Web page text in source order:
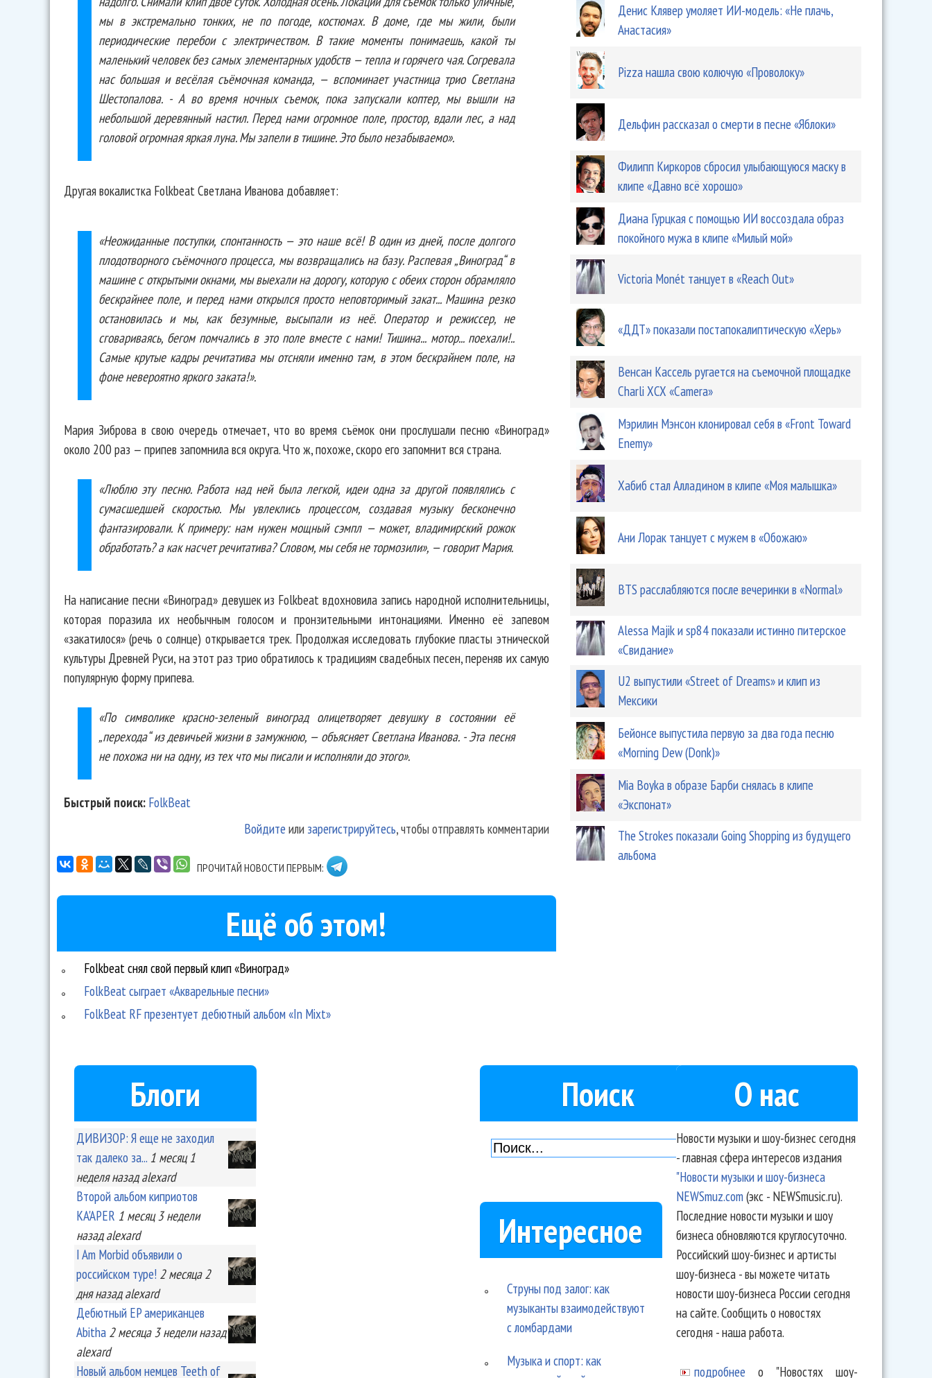
мы в экстремально тонких, не по погоде, костюмах. В доме, где мы жили, были
периодические перебои с электричеством. В такие моменты понимаешь, какой ты
маленький человек без самых элементарных удобств — тепла и горячего чая. Согревала
нас большая и весёлая съёмочная команда, — вспоминает участница трио Светлана
Шестопалова. - А во время ночных съемок, пока запускали коптер, мы вышли на
небольшой деревянный настил. Перед нами огромное поле, простор, вдали лес, а над
головой огромная яркая луна. Мы запели в тишине. Это было незабываемо».
Другая вокалистка Folkbeat Светлана Иванова добавляет:
«Неожиданные поступки, спонтанность — это наше всё! В один из дней, после долгого
плодотворного съёмочного процесса, мы возвращались на базу. Распевая „Виноград“ в
машине с открытыми окнами, мы выехали на дорогу, которую с обеих сторон обрамляло
бескрайнее поле, и перед нами открылся просто неповторимый закат... Машина резко
остановилась и мы, как безумные, высыпали из неё. Оператор и режиссер, не
сговариваясь, бегом помчались в это поле вместе с нами! Тишина... мотор... поехали!..
Самые крутые кадры речитатива мы отсняли именно там, в этом бескрайнем поле, на
фоне невероятно яркого заката!».
Мария Зиброва в свою очередь отмечает, что во время съёмок они прослушали песню «Виноград»
около 200 раз — припев запомнила вся округа. Что ж, похоже, скоро его запомнит вся страна.
«Люблю эту песню. Работа над ней была легкой, идеи одна за другой появлялись с
сумасшедшей скоростью. Мы увлеклись процессом, создавая музыку бесконечно
фантазировали. К примеру: нам нужен мощный сэмпл — может, владимирский рожок
обработать? а как насчет речитатива? Словом, мы себя не тормозили», — говорит Мария.
На написание песни «Виноград» девушек из Folkbeat вдохновила запись народной исполнительницы,
которая поразила их необычным голосом и пронзительными интонациями. Именно её запевом
«закатилося» (речь о солнце) открывается трек. Продолжая исследовать глубокие пласты этнической
культуры Древней Руси, на этот раз трио обратилось к традициям свадебных песен, переняв их самую
популярную форму припева.
«По символике красно-зеленый виноград олицетворяет девушку в состоянии её
„перехода“ из девичьей жизни в замужнюю, — объясняет Светлана Иванова. - Эта песня
не похожа ни на одну, из тех что мы писали и исполняли до этого».
Быстрый поиск: FolkBeat
Войдите или зарегистрируйтесь, чтобы отправлять комментарии
ПРОЧИТАЙ НОВОСТИ ПЕРВЫМ:
Ещё об этом!
Folkbeat снял свой первый клип «Виноград»
FolkBeat сыграет «Акварельные песни»
FolkBeat RF презентует дебютный альбом «In Mixt»
Денис Клявер умоляет ИИ-модель: «Не плачь,
Анастасия»
Pizza нашла свою колючую «Проволоку»
Дельфин рассказал о смерти в песне «Яблоки»
Филипп Киркоров сбросил улыбающуюся маску в
клипе «Давно всё хорошо»
Диана Гурцкая с помощью ИИ воссоздала образ
покойного мужа в клипе «Милый мой»
Victoria Monét танцует в «Reach Out»
«ДДТ» показали постапокалиптическую «Херь»
Венсан Кассель ругается на съемочной площадке
Charli XCX «Camera»
Мэрилин Мэнсон клонировал себя в «Front Toward
Enemy»
Хабиб стал Алладином в клипе «Моя малышка»
Ани Лорак танцует с мужем в «Обожаю»
BTS расслабляются после вечеринки в «Normal»
Alessa Majik и sp84 показали истинно питерское
«Свидание»
U2 выпустили «Street of Dreams» и клип из
Мексики
Бейонсе выпустила первую за два года песню
«Morning Dew (Donk)»
Mia Boyka в образе Барби снялась в клипе
«Экспонат»
The Strokes показали Going Shopping из будущего
альбома
Блоги
ДИВИЗОР: Я еще не заходил
так далеко за... 1 месяц 1
неделяназад alexard
Второй альбом киприотов
KA'APER 1 месяц 3 недели
назад alexard
I Am Morbid объявили о
российском туре! 2 месяца 2
дняназад alexard
Дебютный EP американцев
Abitha 2 месяца 3 неделиназад
alexard
Новый альбом немцев Teeth of
Поиск
Интересное
Струны под залог: как
музыканты взаимодействуют
с ломбардами
Музыка и спорт: как
О нас
Новости музыки и шоу-бизнес сегодня
- главная сфера интересов издания
"Новости музыки и шоу-бизнеса
NEWSmuz.com(экс - NEWSmusic.ru).
Последние новости музыки и шоу
бизнеса обновляются круглосуточно.
Российский шоу-бизнес и артисты
шоу-бизнеса - вы можете читать
новости шоу-бизнеса России сегодня
на сайте. Сообщить о новостях
сегодня - наша работа.
подробнее о "Новостях шоу-